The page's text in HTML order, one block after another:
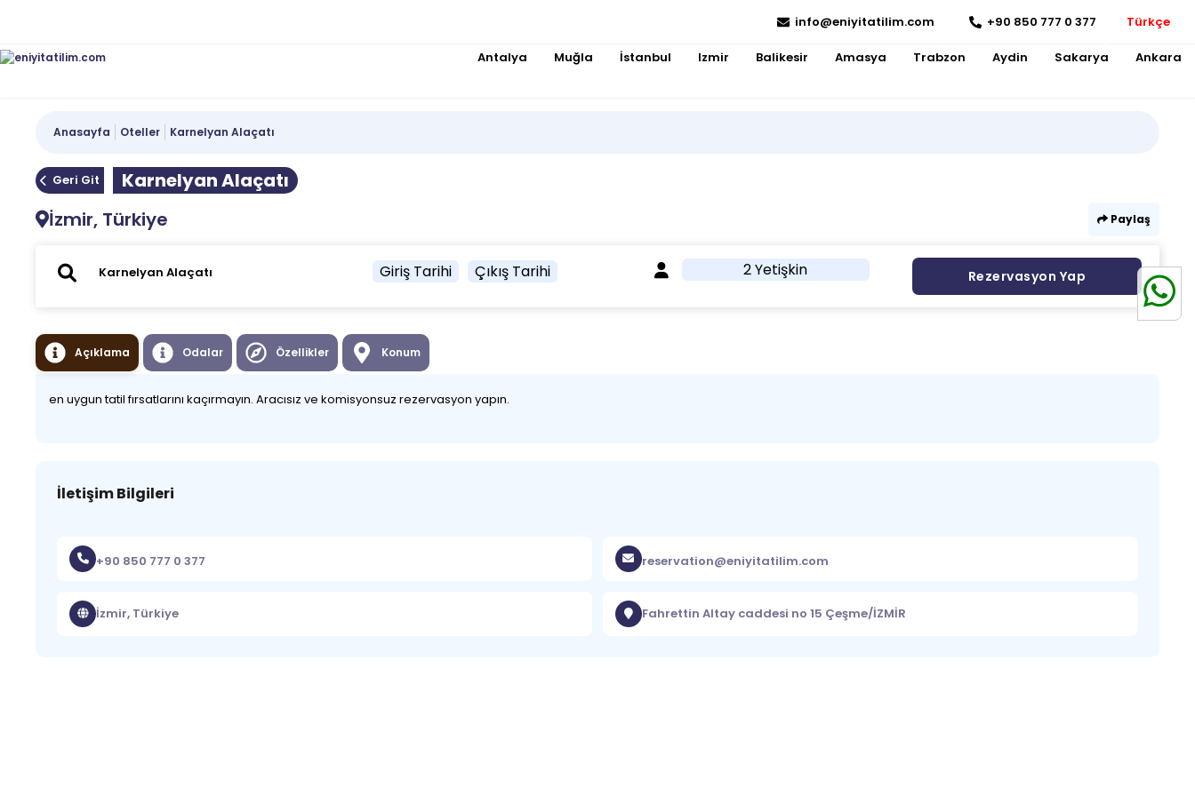
info@eniyitatilim.com +90 850 777 0 377 Türkçe
Antalya Muğla İstanbul Izmir Balikesir Amasya Trabzon Aydin Sakarya Ankara
Anasayfa Oteller Karnelyan Alaçatı
Geri Git
Karnelyan Alaçatı
İzmir, Türkiye
Paylaş
Giriş Tarihi Çıkış Tarihi 2 Yetişkin Rezervasyon Yap
Açıklama Odalar Özellikler Konum
en uygun tatil fırsatlarını kaçırmayın. Aracısız ve komisyonsuz rezervasyon yapın.
İletişim Bilgileri
+90 850 777 0 377 reservation@eniyitatilim.com
İzmir, Türkiye Fahrettin Altay caddesi no 15 Çeşme/İZMİR